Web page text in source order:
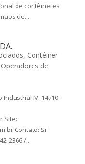
de contêineres
de...
, Contêiner
Operadores de
Industrial IV. 14710-
Site:
Contato: Sr.
2366 /...